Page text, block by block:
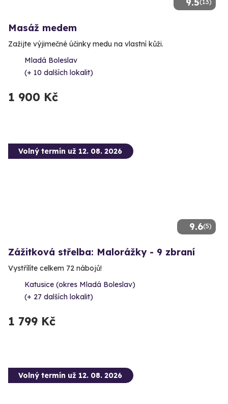
Masáž medem
Zažijte výjimečné účinky medu na vlastní kůži.
Mladá Boleslav
(+ 10 dalších lokalit)
1 900 Kč
9.6(5)
Volný termín už 12. 08. 2026
Zážitková střelba: Malorážky - 9 zbraní
Vystřílíte celkem 72 nábojů!
Katusice (okres Mladá Boleslav)
(+ 27 dalších lokalit)
1 799 Kč
Volný termín už 12. 08. 2026